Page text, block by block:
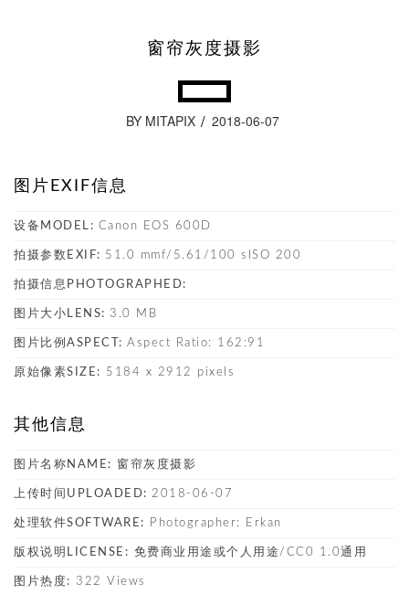
窗帘灰度摄影
BY MITAPIX 2018-06-07
图片EXIF信息
设备MODEL: Canon EOS 600D
拍摄参数EXIF: 51.0 mmf/5.61/100 sISO 200
拍摄信息PHOTOGRAPHED:
图片大小LENS: 3.0 MB
图片比例ASPECT: Aspect Ratio: 162:91
原始像素SIZE: 5184 x 2912 pixels
其他信息
图片名称NAME: 窗帘灰度摄影
上传时间UPLOADED: 2018-06-07
处理软件SOFTWARE: Photographer: Erkan
版权说明LICENSE: 免费商业用途或个人用途/CC0 1.0通用
图片热度: 322 Views